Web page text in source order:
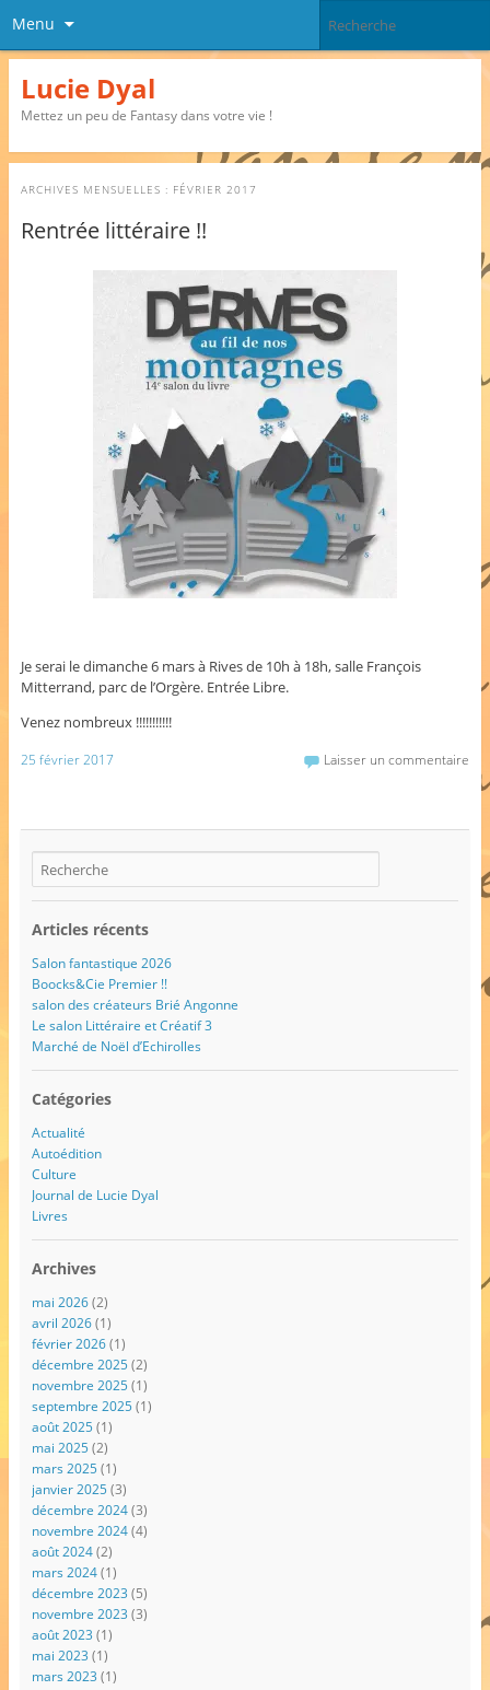
Menu
Lucie Dyal
Mettez un peu de Fantasy dans votre vie !
ARCHIVES MENSUELLES : FÉVRIER 2017
Rentrée littéraire !!
Je serai ledimanche 6 mars à Rives de 10h à 18h, salle François
Mitterrand, parc de l’Orgère. Entrée Libre.
Venez nombreux !!!!!!!!!!!
25 février 2017 Laisser un commentaire
Articles récents
Salon fantastique 2026
Boocks&Cie Premier !!
salon des créateurs Brié Angonne
Le salon Littéraire et Créatif 3
Marché de Noël d’Echirolles
Catégories
Actualité
Autoédition
Culture
Journal de Lucie Dyal
Livres
Archives
mai 2026(2)
avril 2026(1)
février 2026(1)
décembre 2025(2)
novembre 2025(1)
septembre 2025(1)
août 2025(1)
mai 2025(2)
mars 2025(1)
janvier 2025(3)
décembre 2024(3)
novembre 2024(4)
août 2024(2)
mars 2024(1)
décembre 2023 (5)
novembre 2023 (3)
août 2023 (1)
mai 2023 (1)
mars 2023 (1)